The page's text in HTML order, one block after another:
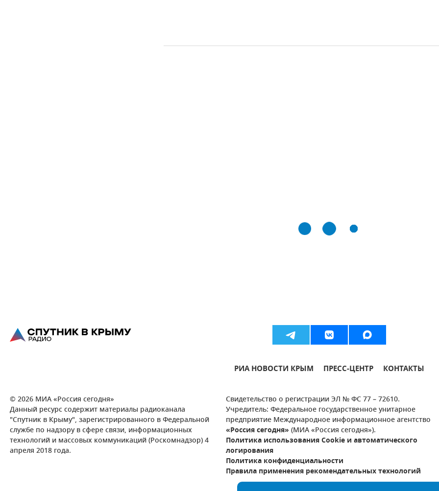
РИА НОВОСТИ КРЫМ ПРЕСС-ЦЕНТР КОНТАКТЫ
© 2026 МИА «Россия сегодня»
Данный ресурс содержит материалы радиоканала
"Спутник в Крыму", зарегистрированного в Федеральной
службе по надзору в сфере связи, информационных
технологий и массовых коммуникаций (Роскомнадзор) 4
апреля 2018 года.
Свидетельство о регистрации ЭЛ № ФС 77 – 72610.
Учредитель: Федеральное государственное унитарное
предприятие Международное информационное агентство
«Россия сегодня» (МИА «Россия сегодня»).
Политика использования Cookie и автоматического
логирования
Политика конфиденциальности
Правила применения рекомендательных технологий